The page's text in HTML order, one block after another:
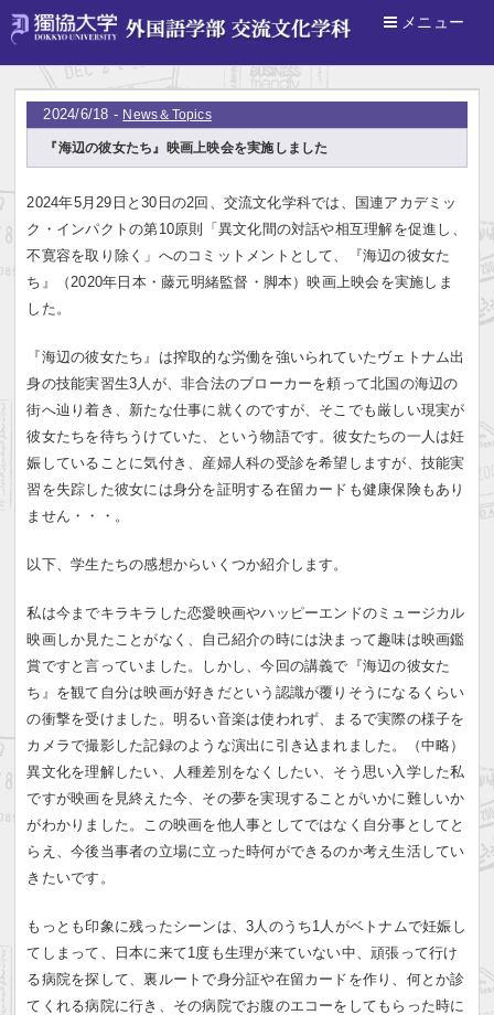
メニュー
2024/6/18 - News＆Topics
『海辺の彼女たち』映画上映会を実施しました
2024年5月29日と30日の2回、交流文化学科では、国連アカデミッ
ク・インパクトの第10原則「異文化間の対話や相互理解を促進し、
不寛容を取り除く」へのコミットメントとして、『海辺の彼女た
ち』（2020年日本・藤元明緒監督・脚本）映画上映会を実施しま
した。
『海辺の彼女たち』は搾取的な労働を強いられていたヴェトナム出
身の技能実習生3人が、非合法のブローカーを頼って北国の海辺の
街へ辿り着き、新たな仕事に就くのですが、そこでも厳しい現実が
彼女たちを待ちうけていた、という物語です。彼女たちの一人は妊
娠していることに気付き、産婦人科の受診を希望しますが、技能実
習を失踪した彼女には身分を証明する在留カードも健康保険もあり
ません・・・。
以下、学生たちの感想からいくつか紹介します。
私は今までキラキラした恋愛映画やハッピーエンドのミュージカル
映画しか見たことがなく、自己紹介の時には決まって趣味は映画鑑
賞ですと言っていました。しかし、今回の講義で『海辺の彼女た
ち』を観て自分は映画が好きだという認識が覆りそうになるくらい
の衝撃を受けました。明るい音楽は使われず、まるで実際の様子を
カメラで撮影した記録のような演出に引き込まれました。（中略）
異文化を理解したい、人種差別をなくしたい、そう思い入学した私
ですが映画を見終えた今、その夢を実現することがいかに難しいか
がわかりました。この映画を他人事としてではなく自分事としてと
らえ、今後当事者の立場に立った時何ができるのか考え生活してい
きたいです。
もっとも印象に残ったシーンは、3人のうち1人がベトナムで妊娠し
てしまって、日本に来て1度も生理が来ていない中、頑張って行け
る病院を探して、裏ルートで身分証や在留カードを作り、何とか診
てくれる病院に行き、その病院でお腹のエコーをしてもらった時に